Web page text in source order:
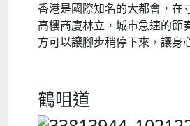
香港是國際知名的大都會，在
高樓商廈林立，城市急速的節
方可以讓腳步稍停下來，讓身
鶴咀道